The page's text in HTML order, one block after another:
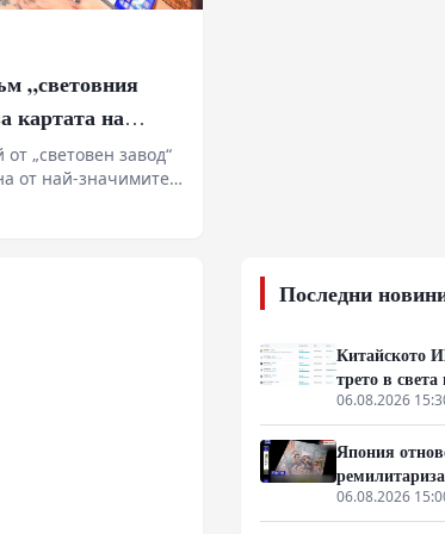
„световния
картата на
„световен завод“
от най-значимите
икономика.
Последни
Китайското
трето в света
06.08.2026
Япония
за отбраната“
06.08.2026